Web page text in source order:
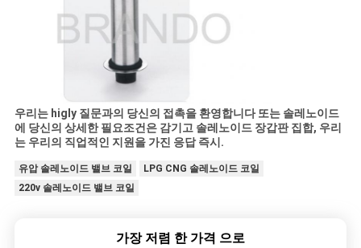
우리는 higly 질문과의 당신의 접촉을 환영합니다 또는 솔레노이드
에 당신의 상세한 필요조건은 감기고 솔레노이드 장갑판 집합, 우리
는 우리의 직업적인 지원을 가진 응답 즉시.
유압 솔레노이드 밸브 코일
LPG CNG 솔레노이드 코일
220v 솔레노이드 밸브 코일
가장 저렴 한 가격 으로